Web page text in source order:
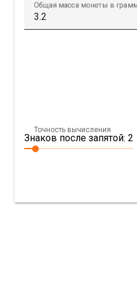
Общая масса монеты в
Точность вычисления
Знаков после запятой: 2